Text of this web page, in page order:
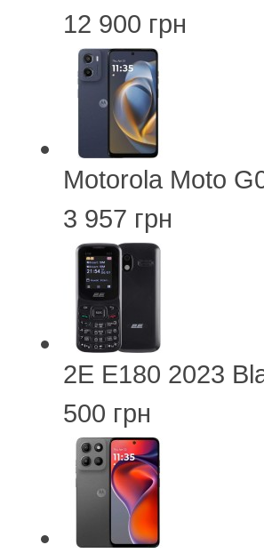
12 900 грн
Motorola Moto
3 957 грн
2E E180 2023
500 грн